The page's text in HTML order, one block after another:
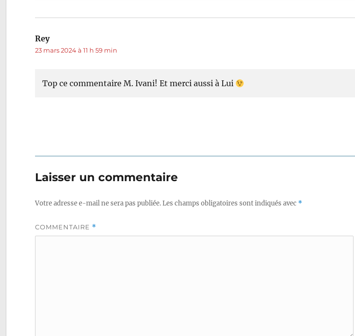
Reydit :
23 mars 2024 à 11 h 59 min
Top ce commentaire M. Ivani! Et merci aussi à Lui
Laisser un commentaire
Votre adresse e-mail ne sera pas publiée.Les champs obligatoires sont indiqués avec *
COMMENTAIRE *